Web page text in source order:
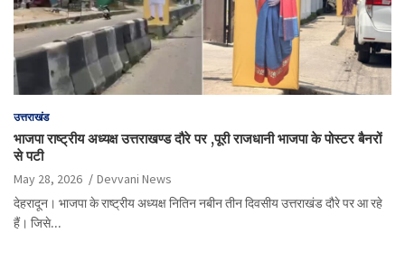
उत्तराखंड
भाजपा राष्ट्रीय अध्यक्ष उत्तराखण्ड दौरे पर ,पूरी राजधानी भाजपा के पोस्टर बैनरों
से पटी
May 28, 2026
Devvani News
देहरादून। भाजपा के राष्ट्रीय अध्यक्ष नितिन नबीन तीन दिवसीय उत्तराखंड दौरे पर आ रहे
हैं। जिसे…